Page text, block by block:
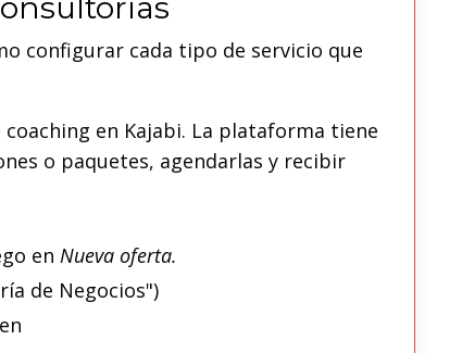
configurar cada tipo de servicio que
en Kajabi. La plataforma tiene
o paquetes, agendarlas y recibir
en Nueva oferta.
de Negocios")